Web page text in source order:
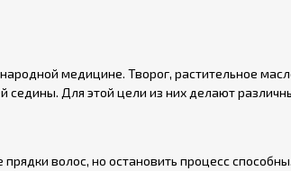
медицине. Творог, растительное
седины. Для этой цели из них делают
волос, но остановить процесс